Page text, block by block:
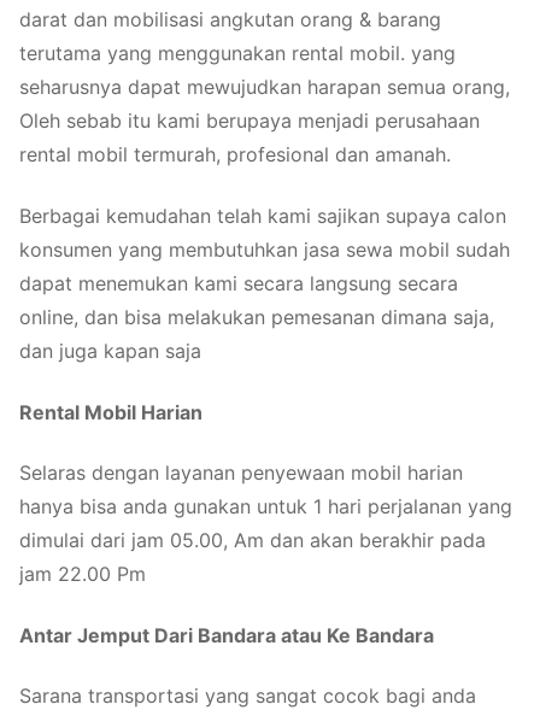
darat dan mobilisasi angkutan orang & barang
terutama yang menggunakan rental mobil. yang
seharusnya dapat mewujudkan harapan semua orang,
Oleh sebab itu kami berupaya menjadi perusahaan
rental mobil termurah, profesional dan amanah.
Berbagai kemudahan telah kami sajikan supaya calon
konsumen yang membutuhkan jasa sewa mobil sudah
dapat menemukan kami secara langsung secara
online, dan bisa melakukan pemesanan dimana saja,
dan juga kapan saja
Rental Mobil Harian
Selaras dengan layanan penyewaan mobil harian
hanya bisa anda gunakan untuk 1 hari perjalanan yang
dimulai dari jam 05.00, Am dan akan berakhir pada
jam 22.00 Pm
Antar Jemput Dari Bandara atau Ke Bandara
Sarana transportasi yang sangat cocok bagi anda